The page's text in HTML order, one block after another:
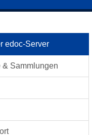
edoc-Server
& Sammlungen